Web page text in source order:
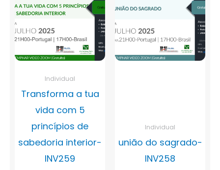
Individual
Transforma a tua
vida com 5
princípios de
sabedoria interior-
INV259
Individual
união do sagrado-
INV258